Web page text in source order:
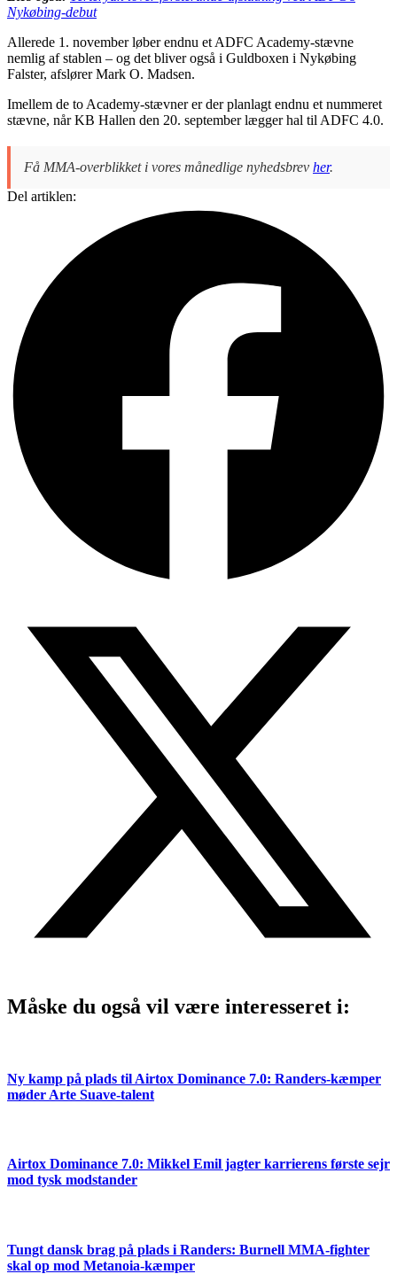
Nykøbing-debut
Allerede 1. november løber endnu et ADFC Academy-stævne
nemlig af stablen – og det bliver også i Guldboxen i Nykøbing
Falster, afslører Mark O. Madsen.
Imellem de to Academy-stævner er der planlagt endnu et nummeret
stævne, når KB Hallen den 20. september lægger hal til ADFC 4.0.
Få MMA-overblikket i vores månedlige nyhedsbrev her.
Del artiklen:
Måske du også vil være interesseret i:
Ny kamp på plads til Airtox Dominance 7.0: Randers-kæmper
møder Arte Suave-talent
Airtox Dominance 7.0: Mikkel Emil jagter karrierens første sejr
mod tysk modstander
Tungt dansk brag på plads i Randers: Burnell MMA-fighter
skal op mod Metanoia-kæmper